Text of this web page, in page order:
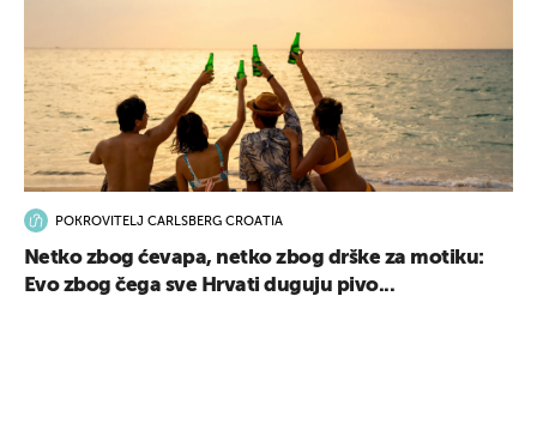
POKROVITELJ CARLSBERG CROATIA
Netko zbog ćevapa, netko zbog drške za motiku:
Evo zbog čega sve Hrvati duguju pivo...